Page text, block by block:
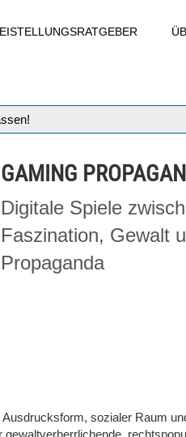
GAMING
Digitale Spiele
Faszination, Gewalt
Propaganda
sozialer Raum